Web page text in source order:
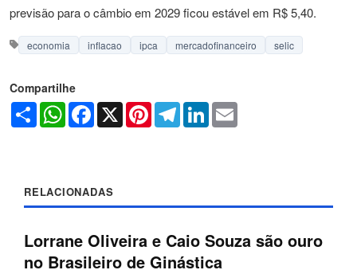
previsão para o câmbio em 2029 ficou estável em R$ 5,40.
economia inflacao ipca mercadofinanceiro selic
Compartilhe
Share WhatsAppFacebook
X PinterestTelegramLinkedIn
RELACIONADAS
Lorrane Oliveira e Caio Souza são ouro
no Brasileiro de Ginástica